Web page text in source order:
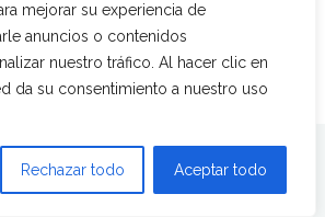
mejorar su experiencia de
anuncios o contenidos
nuestro tráfico. Al hacer clic en
da su consentimiento a nuestro uso
Rechazar todo Aceptar todo
© 2026 HRM Ediciones